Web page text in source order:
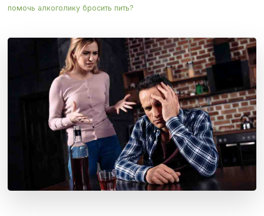
помочь алкоголику бросить пить?